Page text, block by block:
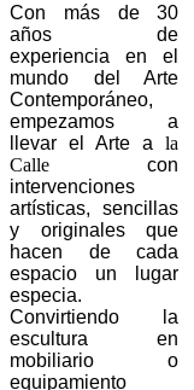
Con más de 30
años de
experiencia en el
mundo del Arte
Contemporáneo,
empezamos a
llevar el Arte ala
Calle con
intervenciones
artísticas, sencillas
y originales que
hacen de cada
espacio un lugar
especia.
Convirtiendo la
escultura en
mobiliario o
equipamiento